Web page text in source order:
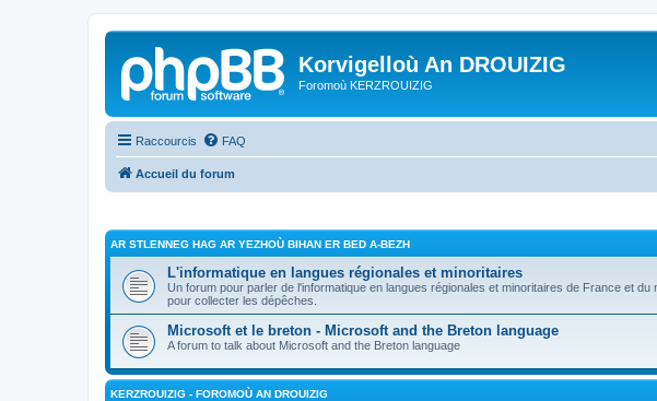
Korvigelloù An DROUIZIG
Foromoù KERZROUIZIG
Raccourcis FAQ
Accueil du forum
AR STLENNEG HAG AR YEZHOÙ BIHAN ER BED A-BEZH
L'informatique en langues régionales et minoritaires
Un forum pour parler de l'informatique en langues régionales et minoritaires de France et
pour collecter les dépêches.
Microsoft et le breton - Microsoft and the Breton language
A forum to talk about Microsoft and the Breton language
KERZROUIZIG - FOROMOÙ AN DROUIZIG